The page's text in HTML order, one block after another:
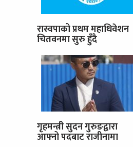
रास्वपाको प्रथम महाधिवेशन
चितवनमा सुरु हुँदै
गृहमन्त्री सुदन गुरुङद्वारा
आफ्नो पदबाट राजीनामा